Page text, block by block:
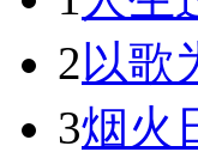
2以歌
3烟火